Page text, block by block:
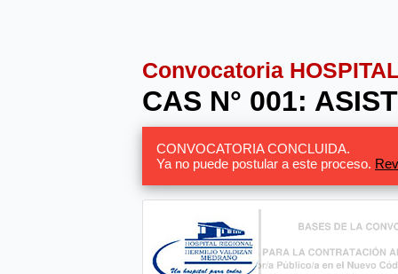
Convocatoria
CAS N° 001:
CONVOCATORIA CONCLUIDA.
Ya no puede postular a este proceso.